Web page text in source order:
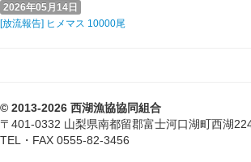
2026年05月14日
[放流報告] ヒメマス 10000尾
© 2013-2026 西湖漁協協同組合
〒401-0332 山梨県南都留郡富士河口湖町西湖
TEL・FAX 0555-82-3456